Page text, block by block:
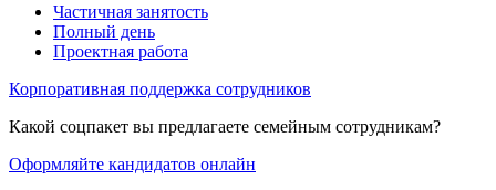
Частичная занятость
Полный день
Проектная работа
Корпоративная поддержка сотрудников
Какой соцпакет вы предлагаете семейным сотрудникам?
Оформляйте кандидатов онлайн